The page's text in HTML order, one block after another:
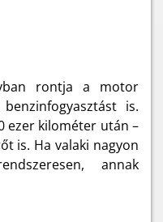
rontja a motor
is.
ezer kilométer után –
is. Ha valaki nagyon
annak